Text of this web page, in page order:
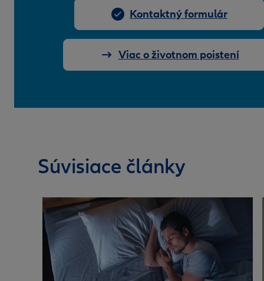
Kontaktný formulár
Viac o životnom poistení
Súvisiace články